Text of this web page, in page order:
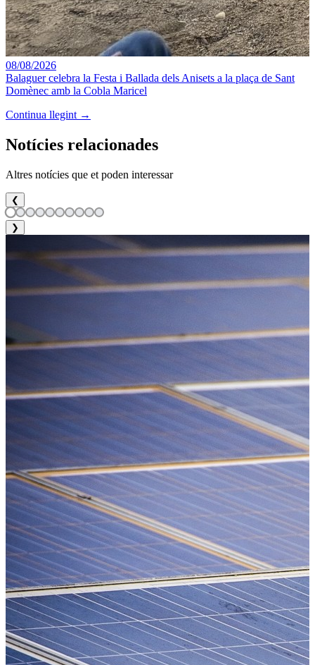
08/08/2026
Balaguer celebra la Festa i Ballada dels Anisets a la plaça de Sant
Domènec amb la Cobla Maricel
Continua llegint →
Notícies relacionades
Altres notícies que et poden interessar
❮
❯